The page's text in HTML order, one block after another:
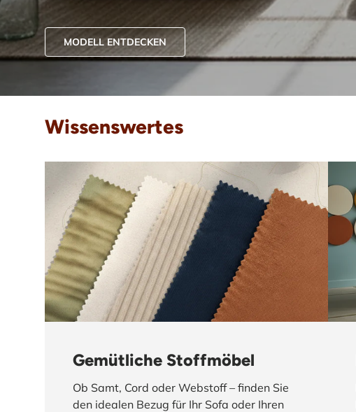
MODELL ENTDECKEN
Wissenswertes
Gemütliche Stoffmöbel
Ob Samt, Cord oder Webstoff – finden Sie
den idealen Bezug für Ihr Sofa oder Ihren